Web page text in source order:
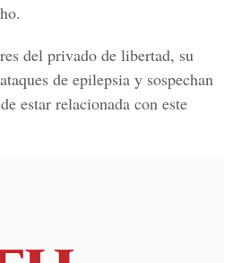
del privado de libertad, su
ataques de epilepsia y sospechan
estar relacionada con este